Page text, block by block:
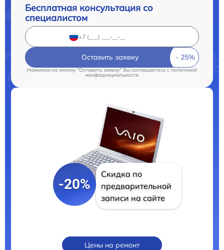
Бесплатная консультация со
специалистом
Оставить заявку
Нажимая на кнопку "Оставить заявку" Вы соглашаетесь c политикой
конфиденциальности
-20%
Скидка по
предварительной
записи на сайте
Цены на ремонт